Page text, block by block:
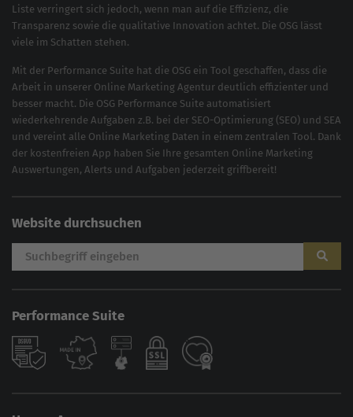
Liste verringert sich jedoch, wenn man auf die Effizienz, die
Transparenz sowie die qualitative Innovation achtet. Die OSG lässt
viele im Schatten stehen.
Mit der Performance Suite hat die OSG ein Tool geschaffen, dass die
Arbeit in unserer Online Marketing Agentur deutlich effizienter und
besser macht. Die OSG Performance Suite automatisiert
wiederkehrende Aufgaben z.B. bei der SEO-Optimierung (SEO) und SEA
und vereint alle Online Marketing Daten in einem zentralen Tool. Dank
der kostenfreien App haben Sie Ihre gesamten Online Marketing
Auswertungen, Alerts und Aufgaben jederzeit griffbereit!
Website durchsuchen
Performance Suite